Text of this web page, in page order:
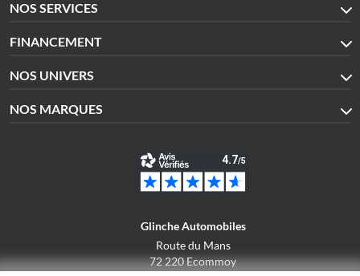
NOS SERVICES
FINANCEMENT
NOS UNIVERS
NOS MARQUES
Glinche Automobiles
Route du Mans
72 220 Ecommoy